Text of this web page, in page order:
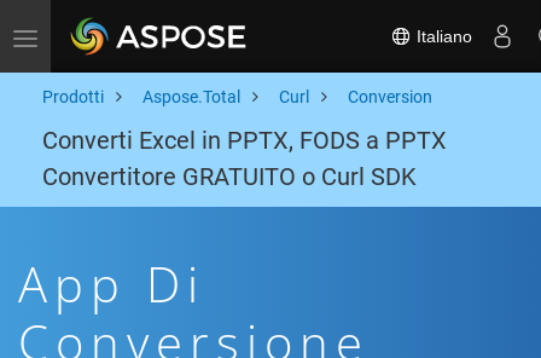
Toggle navigation Italiano
Prodotti Aspose.Total Curl Conversion
Converti Excel in PPTX, FODS a PPTX
Convertitore GRATUITO o Curl SDK
App Di
Conversione